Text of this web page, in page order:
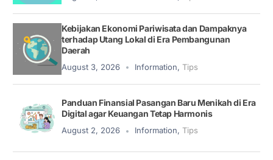
Kebijakan Ekonomi Pariwisata dan Dampaknya
terhadap Utang Lokal di Era Pembangunan
Daerah
August 3, 2026 Information, Tips
Panduan Finansial Pasangan Baru Menikah di Era
Digital agar Keuangan Tetap Harmonis
August 2, 2026 Information, Tips